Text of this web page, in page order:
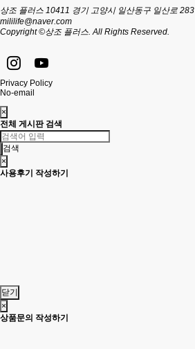
상조 플러스 10411 경기 고양시 일산동구 일산로 283
mililife@naver.com
Copyright ©상조 플러스. All Rights Reserved.
Privacy Policy
No-email
×
전체 게시판 검색
검색
×
사용후기 작성하기
닫기
×
상품문의 작성하기